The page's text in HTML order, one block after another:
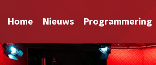
Home Nieuws Programmering